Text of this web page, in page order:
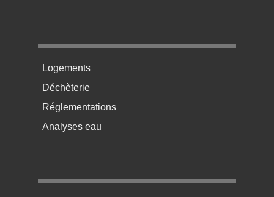
Menu pratique bas de page 2
Logements
Déchèterie
Réglementations
Analyses eau
Menu pratique bas de page 3